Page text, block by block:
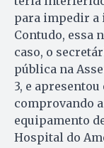
para impedir a
Contudo, essa
caso, o
pública na
3, e
comprovando
equipamento
Hospital do